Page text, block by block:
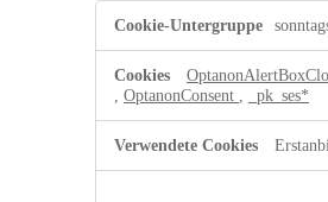
Unbedingt
erforderliche
Cookies
OptanonConsent _pk_ses*